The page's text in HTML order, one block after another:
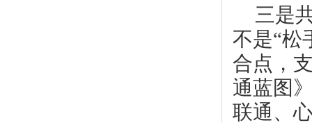
三是
不是“松
合点，
通蓝图
联通、